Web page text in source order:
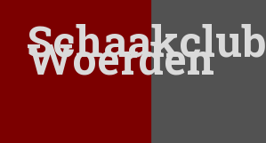
Schaakclub
Woerden